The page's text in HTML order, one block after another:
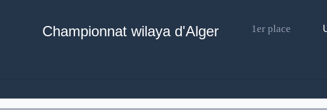
Championnat wilaya d'Alger 1er place